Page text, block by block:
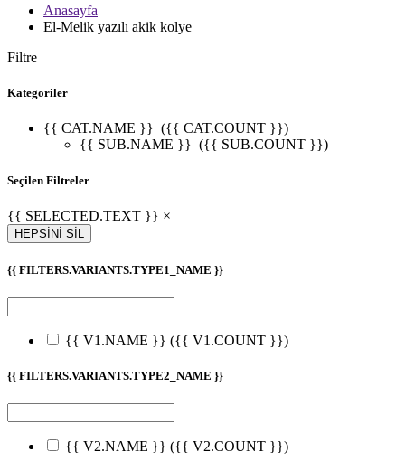
Anasayfa
El-Melik yazılı akik kolye
Filtre
Kategoriler
{{ CAT.NAME }} ({{ CAT.COUNT }})
{{ SUB.NAME }} ({{ SUB.COUNT }})
Seçilen Filtreler
{{ SELECTED.TEXT }} ×
HEPSİNİ SİL
{{ FILTERS.VARIANTS.TYPE1_NAME }}
{{ V1.NAME }} ({{ V1.COUNT }})
{{ FILTERS.VARIANTS.TYPE2_NAME }}
{{ V2.NAME }} ({{ V2.COUNT }})